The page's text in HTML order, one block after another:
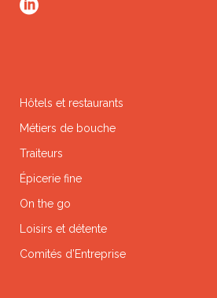
Hôtels et restaurants
Métiers de bouche
Traiteurs
Épicerie fine
On the go
Loisirs et détente
Comités d’Entreprise